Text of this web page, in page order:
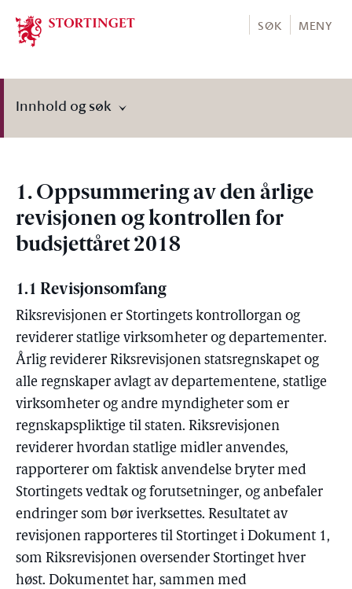
Stortinget.no
SØK MENY
Innhold og søk
1. Oppsummering av den årlige
revisjonen og kontrollen for
budsjettåret 2018
1.1 Revisjonsomfang
Riksrevisjonen er Stortingets kontrollorgan og
reviderer statlige virksomheter og departementer.
Årlig reviderer Riksrevisjonen statsregnskapet og
alle regnskaper avlagt av departementene, statlige
virksomheter og andre myndigheter som er
regnskapspliktige til staten. Riksrevisjonen
reviderer hvordan statlige midler anvendes,
rapporterer om faktisk anvendelse bryter med
Stortingets vedtak og forutsetninger, og anbefaler
endringer som bør iverksettes. Resultatet av
revisjonen rapporteres til Stortinget i Dokument 1,
som Riksrevisjonen oversender Stortinget hver
høst. Dokumentet har, sammen med